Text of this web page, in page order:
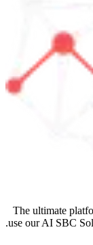
The ultimate
use our AI SBC